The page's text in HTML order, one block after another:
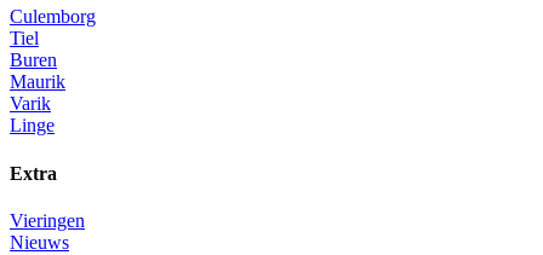
Culemborg
Tiel
Buren
Maurik
Varik
Linge
Extra
Vieringen
Nieuws